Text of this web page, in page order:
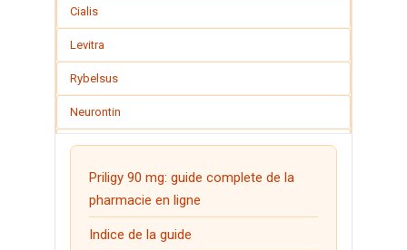
Cialis
Levitra
Rybelsus
Neurontin
Seroquel
LasixPriligy 90 mg: guide complete de la
pharmacie en ligne
Indice de la guide